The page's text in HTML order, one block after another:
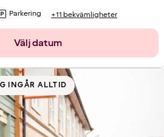
Parkering +11 bekvämligheter
Välj datum
INGÅR ALLTID